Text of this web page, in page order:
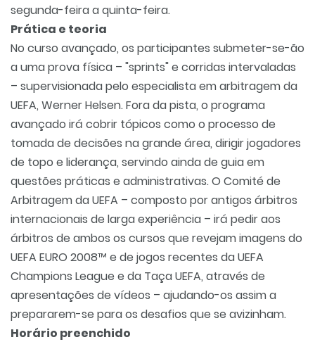
segunda-feira a quinta-feira.
Prática e teoria
No curso avançado, os participantes submeter-se-ão
a uma prova física – "sprints" e corridas intervaladas
– supervisionada pelo especialista em arbitragem da
UEFA, Werner Helsen. Fora da pista, o programa
avançado irá cobrir tópicos como o processo de
tomada de decisões na grande área, dirigir jogadores
de topo e liderança, servindo ainda de guia em
questões práticas e administrativas. O Comité de
Arbitragem da UEFA – composto por antigos árbitros
internacionais de larga experiência – irá pedir aos
árbitros de ambos os cursos que revejam imagens do
UEFA EURO 2008™ e de jogos recentes da UEFA
Champions League e da Taça UEFA, através de
apresentações de vídeos – ajudando-os assim a
prepararem-se para os desafios que se avizinham.
Horário preenchido